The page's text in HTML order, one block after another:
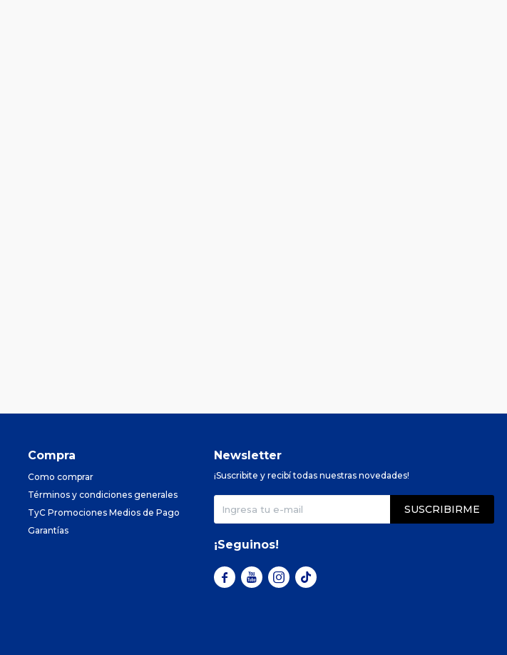
Compra
Como comprar
Términos y condiciones generales
TyC Promociones Medios de Pago
Garantías
Newsletter
¡Suscribite y recibí todas nuestras novedades!
SUSCRIBIRME
¡Seguinos!
  